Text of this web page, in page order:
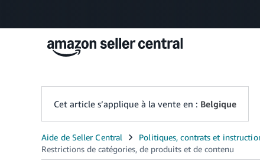
Cet article s’applique à la vente en : Belgique